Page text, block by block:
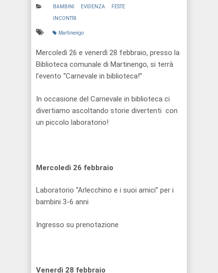
BAMBINI EVIDENZA FESTE
INCONTRI
Martinengo
Mercoledì 26 e venerdì 28 febbraio, presso la
Biblioteca comunale di Martinengo, si terrà
l’evento “Carnevale in biblioteca!”
In occasione del Carnevale in biblioteca ci
divertiamo ascoltando storie divertenti con
un piccolo laboratorio!
Mercoledì 26 febbraio
Laboratorio “Arlecchino e i suoi amici” per i
bambini 3-6 anni
Ingresso su prenotazione
Venerdì 28 febbraio